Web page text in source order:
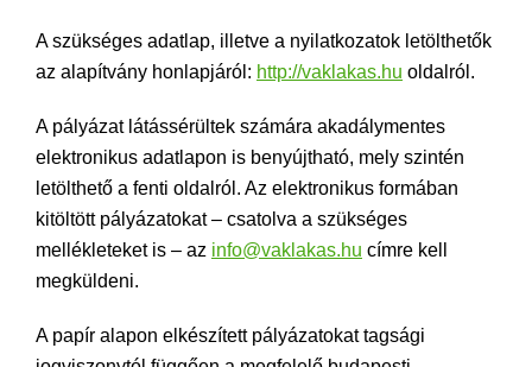
A szükséges adatlap, illetve a nyilatkozatok letölthetők
az alapítvány honlapjáról: http://vaklakas.hu oldalról.
A pályázat látássérültek számára akadálymentes
elektronikus adatlapon is benyújtható, mely szintén
letölthető a fenti oldalról. Az elektronikus formában
kitöltött pályázatokat – csatolva a szükséges
mellékleteket is – az info@vaklakas.hu címre kell
megküldeni.
A papír alapon elkészített pályázatokat tagsági